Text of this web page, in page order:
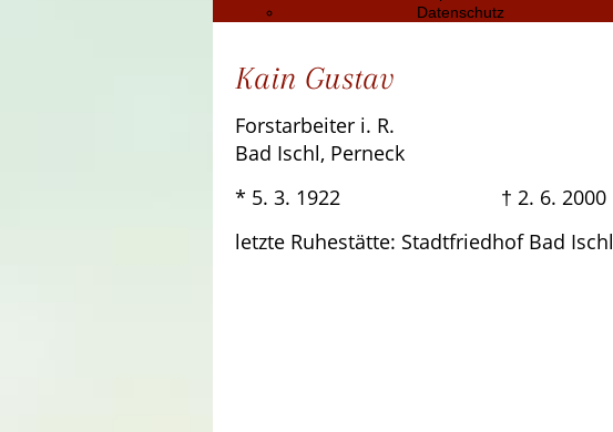
Datenschutz
Kain Gustav
Forstarbeiter i. R.
Bad Ischl, Perneck
* 5. 3. 1922 † 2. 6. 2000
letzte Ruhestätte: Stadtfriedhof Bad Ischl